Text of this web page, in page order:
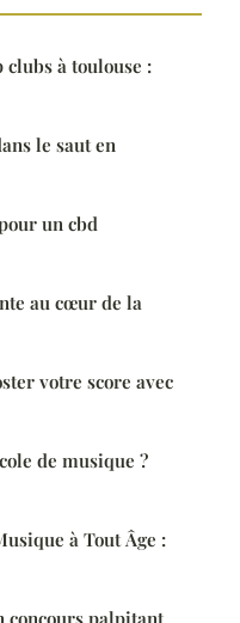
à toulouse :
le saut en
un cbd
au cœur de la
votre score avec
de musique ?
à Tout Âge :
concours palpitant